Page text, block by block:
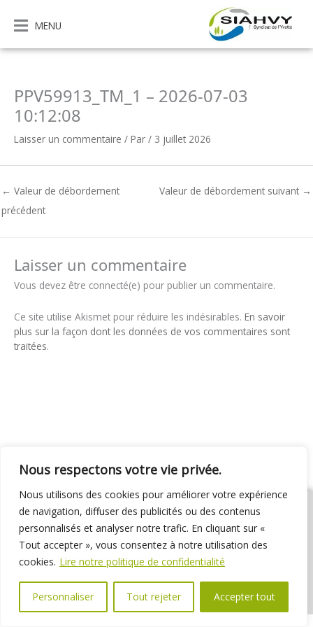
Nous respectons votre vie privée.
Nous utilisons des cookies pour améliorer votre expérience
de navigation, diffuser des publicités ou des contenus
personnalisés et analyser notre trafic. En cliquant sur «
Tout accepter », vous consentez à notre utilisation des
cookies. Lire notre politique de confidentialité
Personnaliser Tout rejeter Accepter tout
contenu
MENU
PPV59913_TM_1 – 2026-07-03
10:12:08
Laisser un commentaire / Par / 3 juillet 2026
← Valeur de débordement
précédent
Valeur de débordement suivant →
Laisser un commentaire
Vous devez être connecté(e) pour publier un commentaire.
Ce site utilise Akismet pour réduire les indésirables. En savoir
plus sur la façon dont les données de vos commentaires sont
traitées.
01 69 31 72 10 01 69 31 37 31
Nous contacter
Espace élus
Marchés publics Délibérations